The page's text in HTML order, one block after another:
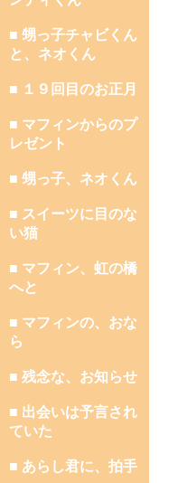
■ 甥っ子チャビくん
と、ネオくん
■ １９回目のお正月
■ マフィンからのプ
レゼント
■ 甥っ子、ネオくん
■ スイーツに目のな
い猫
■ マフィン、虹の橋
へと
■ マフィンの、おな
ら
■ 残念な、お知らせ
■ 出会いは予言され
ていた
■ あらし君に、拍手